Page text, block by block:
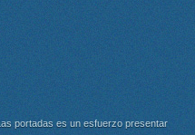
Las portadas es un esfuerzo presentar